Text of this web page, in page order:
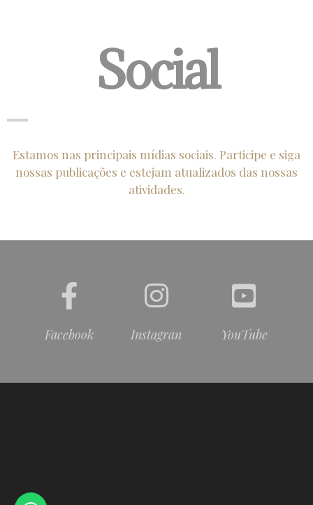
Social
Estamos nas principais mídias sociais. Participe e siga
nossas publicações e estejam atualizados das nossas
atividades.
Facebook Instagran YouTube